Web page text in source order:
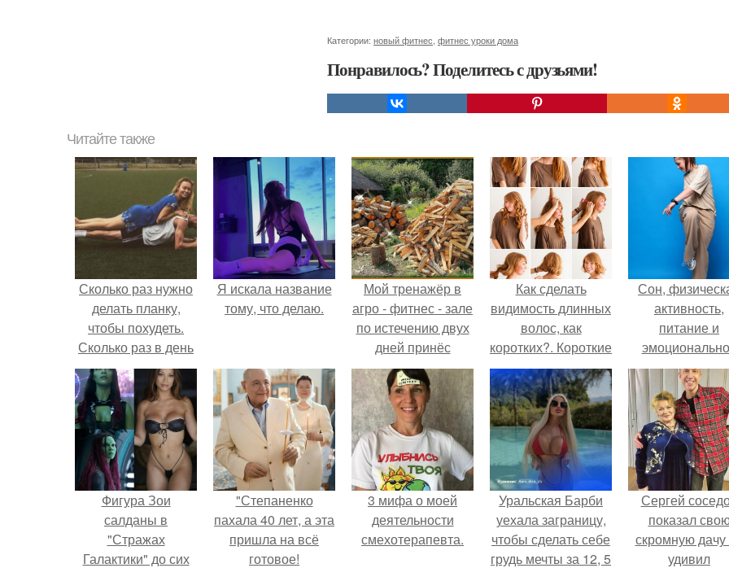
Категории: новый фитнес фитнес уроки дома
Понравилось? Поделитесь с друзьями!
Читайте также
Сколько раз нужно
делать планку,
чтобы похудеть.
Сколько раз в день
делать планку —,
чтобы был
результат для
похудения
Я искала название
тому, что делаю.
Мой тренажёр в
агро - фитнес - зале
по истечению двух
дней принёс
ощутимый
результат.
Как сделать
видимость длинных
волос, как
коротких?. Короткие
волосы без
стрижки: узнай, как!
Сон,
активность,
питание и
состояние!
Фигура Зои
салданы в
"Стражах
Галактики" до сих
"Степаненко
пахала 40 лет, а эта
пришла на всё
готовое!
3 мифа о моей
деятельности
смехотерапевта.
Уральская Барби
уехала заграницу,
чтобы сделать себе
грудь мечты за 12, 5
Сергей
показал
скромную дачу
удивил